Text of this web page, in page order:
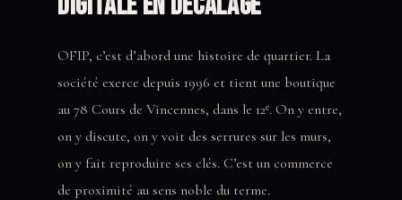
OFIP, c’est d’abord une histoire de quartier. La
société exerce depuis 1996 et tient une boutique
au 78 Cours de Vincennes, dans le 12ᵉ. On y entre,
on y discute, on y voit des serrures sur les murs,
on y fait reproduire ses clés. C’est un commerce
de proximité au sens noble du terme.